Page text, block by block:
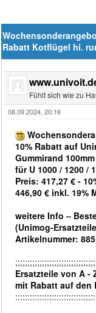
Rabatt Kotflügel hi.
Fühlt sich wie zu
08.09.2024, 20:16
10% Rabatt auf
Gummirand 100mm
für U 1000 / 1200 /
Preis: 417,27 € -
446,90 € inkl. 19%
weitere Info –
(Unimog-
Artikelnummer:
Ersatzteile von A -
mit Rabatt auf den